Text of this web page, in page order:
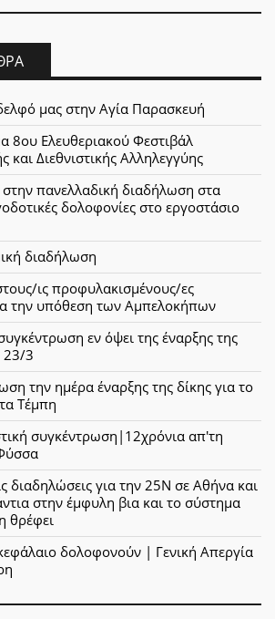
μας στην Αγία Παρασκευή
8ου Ελευθεριακού Φεστιβάλ
και Διεθνιστικής Αλληλεγγύης
πανελλαδική διαδήλωση στα
δολοφονίες στο εργοστάσιο
διαδήλωση
ις προφυλακισμένους/ες
την υπόθεση των Αμπελοκήπων
εν όψει της έναρξης της
23/3
την ημέρα έναρξης της δίκης για το
Τέμπη
συγκέντρωση|12χρόνια απ'τη
διαδηλώσεις για την 25Ν σε Αθήνα και
στην έμφυλη βια και το σύστημα
θρέφει
δολοφονούν | Γενική Απεργία